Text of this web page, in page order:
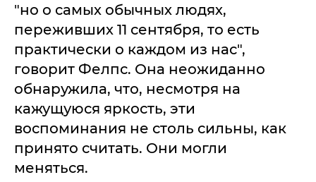
"но о самых обычных людях,
переживших 11 сентября, то есть
практически о каждом из нас",
говорит Фелпс. Она неожиданно
обнаружила, что, несмотря на
кажущуюся яркость, эти
воспоминания не столь сильны, как
принято считать. Они могли
меняться.